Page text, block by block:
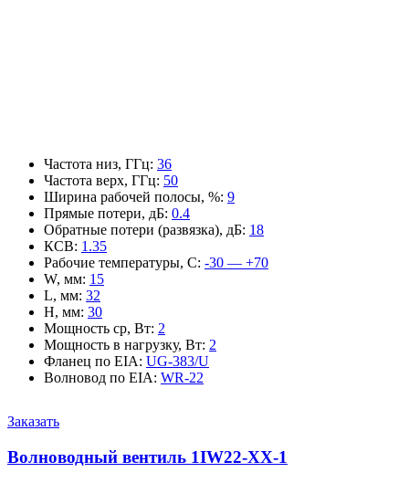
Частота низ, ГГц: 36
Частота верх, ГГц: 50
Ширина рабочей полосы, %: 9
Прямые потери, дБ: 0.4
Обратные потери (развязка), дБ: 18
КСВ: 1.35
Рабочие температуры, С: -30 — +70
W, мм: 15
L, мм: 32
H, мм: 30
Мощность ср, Вт: 2
Мощность в нагрузку, Вт: 2
Фланец по EIA: UG-383/U
Волновод по EIA: WR-22
Заказать
Волноводный вентиль 1IW22-XX-1